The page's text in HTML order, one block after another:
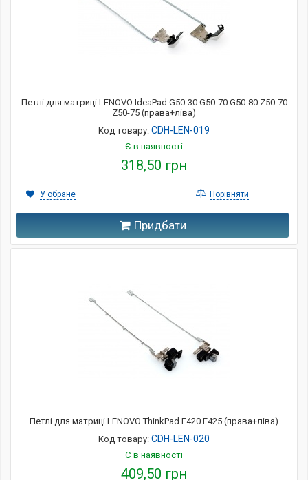
Петлі для матриці LENOVO IdeaPad G50-30 G50-70 G50-80 Z50-70
Z50-75 (права+ліва)
Код товару: CDH-LEN-019
Є в наявності
318,50 грн
Придбати
У обране Порівняти
Петлі для матриці LENOVO ThinkPad E420 E425 (права+ліва)
Код товару: CDH-LEN-020
Є в наявності
409,50 грн